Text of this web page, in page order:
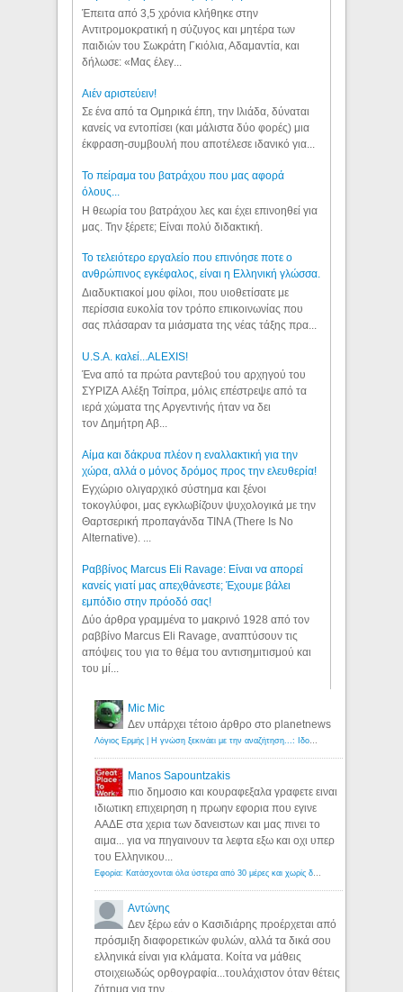
Έπειτα από 3,5 χρόνια κλήθηκε στην
Αντιτρομοκρατική η σύζυγος και μητέρα των
παιδιών του Σωκράτη Γκιόλια, Αδαμαντία, και
δήλωσε: «Μας έλεγ...
Aιέν αριστεύειν!
Σε ένα από τα Ομηρικά έπη, την Ιλιάδα, δύναται
κανείς να εντοπίσει (και μάλιστα δύο φορές) μια
έκφραση-συμβουλή που αποτέλεσε ιδανικό για...
Το πείραμα του βατράχου που μας αφορά
όλους...
Η θεωρία του βατράχου λες και έχει επινοηθεί για
μας. Την ξέρετε; Είναι πολύ διδακτική.
Το τελειότερο εργαλείο που επινόησε ποτε ο
ανθρώπινος εγκέφαλος, είναι η Ελληνική γλώσσα.
Διαδυκτιακοί μου φίλοι, που υιοθετίσατε με
περίσσια ευκολία τον τρόπο επικοινωνίας που
σας πλάσαραν τα μιάσματα της νέας τάξης πρα...
U.S.A. καλεί...ALEXIS!
Ένα από τα πρώτα ραντεβού του αρχηγού του
ΣΥΡΙΖΑ Αλέξη Τσίπρα, μόλις επέστρεψε από τα
ιερά χώματα της Αργεντινής ήταν να δει
τον Δημήτρη Αβ...
Αίμα και δάκρυα πλέον η εναλλακτική για την
χώρα, αλλά ο μόνος δρόμος προς την ελευθερία!
Εγχώριο ολιγαρχικό σύστημα και ξένοι
τοκογλύφοι, μας εγκλωβίζουν ψυχολογικά με την
Θαρτσερική προπαγάνδα TINA (There Is No
Alternative). ...
Ραββίνος Marcus Eli Ravage: Είναι να απορεί
κανείς γιατί μας απεχθάνεστε; Έχουμε βάλει
εμπόδιο στην πρόοδό σας!
Δύο άρθρα γραμμένα το μακρινό 1928 από τον
ραββίνο Marcus Eli Ravage, αναπτύσουν τις
απόψεις του για το θέμα του αντισημιτισμού και
του μί...
Mic Mic
Δεν υπάρχει τέτοιο άρθρο στο planetnews
Manos Sapountzakis
πιο δημοσιο και κουραφεξαλα γραφετε ειναι
ιδιωτικη επιχειρηση η πρωην εφορια που εγινε
ΑΑΔΕ στα χερια των δανειστων και μας πινει το
αιμα... για να πηγαινουν τα λεφτα εξω και οχι υπερ
του Ελληνικου...
Αντώνης
Δεν ξέρω εάν ο Κασιδιάρης προέρχεται από
πρόσμιξη διαφορετικών φυλών, αλλά τα δικά σου
ελληνικά είναι για κλάματα. Κοίτα να μάθεις
στοιχειωδώς ορθογραφία...τουλάχιστον όταν θέτεις
ζήτημα για την...